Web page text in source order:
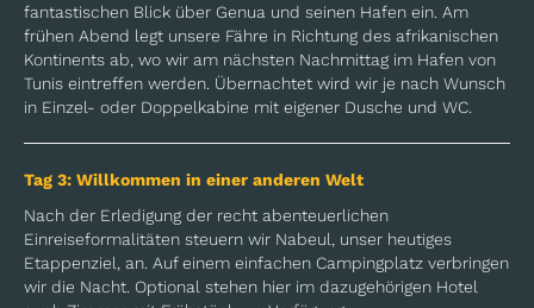
fantastischen Blick über Genua und seinen Hafen ein. Am
frühen Abend legt unsere Fähre in Richtung des afrikanischen
Kontinents ab, wo wir am nächsten Nachmittag im Hafen von
Tunis eintreffen werden. Übernachtet wird wir je nach Wunsch
in Einzel- oder Doppelkabine mit eigener Dusche und WC.
Tag 3: Willkommen in einer anderen Welt
Nach der Erledigung der recht abenteuerlichen
Einreiseformalitäten steuern wir Nabeul, unser heutiges
Etappenziel, an. Auf einem einfachen Campingplatz verbringen
wir die Nacht. Optional stehen hier im dazugehörigen Hotel